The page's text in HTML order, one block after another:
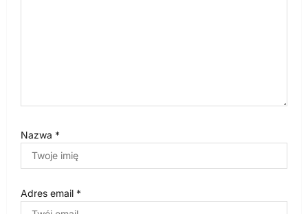
Nazwa *
Adres email *